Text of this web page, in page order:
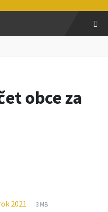
obce za
2021
Prípona
pdf
Veľkosť
3 MB